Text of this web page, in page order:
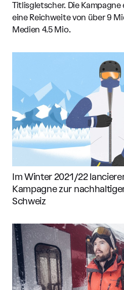
Titlisgletscher. Die
eine Reichweite von über 9
Medien 4.5 Mio.
Im Winter 2021/22
Kampagne zur
Schweiz